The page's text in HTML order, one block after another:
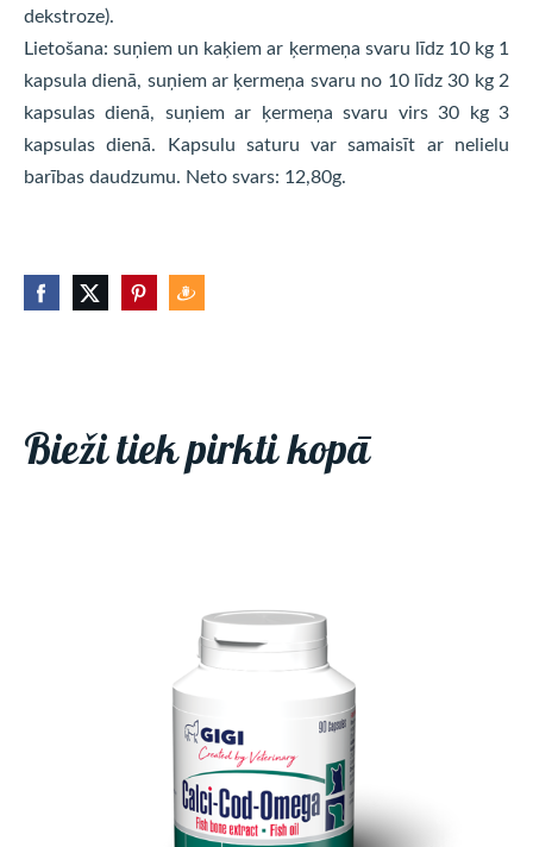
dekstroze).
Lietošana: suņiem un kaķiem ar ķermeņa svaru līdz 10 kg 1
kapsula dienā, suņiem ar ķermeņa svaru no 10 līdz 30 kg 2
kapsulas dienā, suņiem ar ķermeņa svaru virs 30 kg 3
kapsulas dienā. Kapsulu saturu var samaisīt ar nelielu
barības daudzumu. Neto svars: 12,80g.
Bieži tiek pirkti kopā